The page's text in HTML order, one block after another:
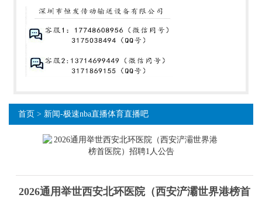
首页 > 新闻-极速nba直播体育直播吧
2026通用举世西安北环医院（西安浐灞世界港榜首